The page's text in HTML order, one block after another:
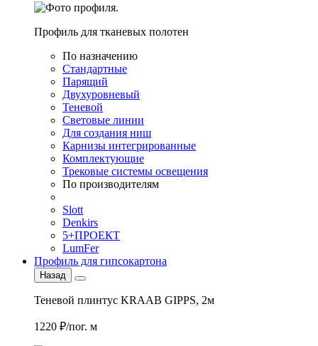
Профиль для тканевых полотен
По назначению
Стандартные
Парящий
Двухуровневый
Теневой
Световые линии
Для создания ниш
Карнизы интегрированные
Комплектующие
Трековые системы освещения
По производителям
Slott
Denkirs
5+ПРОЕКТ
LumFer
Профиль для гипсокартона
Назад
Теневой плинтус KRAAB GIPPS, 2м
1220 ₽/пог. м